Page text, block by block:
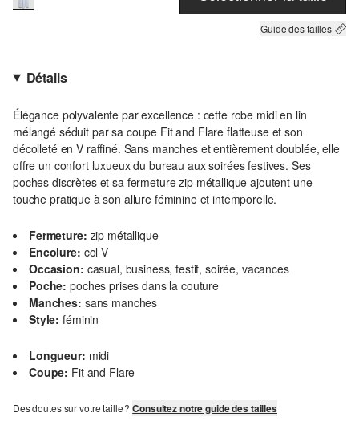
Guide des tailles
Détails
Élégance polyvalente par excellence : cette robe midi en lin
mélangé séduit par sa coupe Fit and Flare flatteuse et son
décolleté en V raffiné. Sans manches et entièrement doublée, elle
offre un confort luxueux du bureau aux soirées festives. Ses
poches discrètes et sa fermeture zip métallique ajoutent une
touche pratique à son allure féminine et intemporelle.
Fermeture: zip métallique
Encolure: col V
Occasion: casual, business, festif, soirée, vacances
Poche: poches prises dans la couture
Manches: sans manches
Style: féminin
Longueur: midi
Coupe: Fit and Flare
Des doutes sur votre taille ?Consultez notre guide des tailles